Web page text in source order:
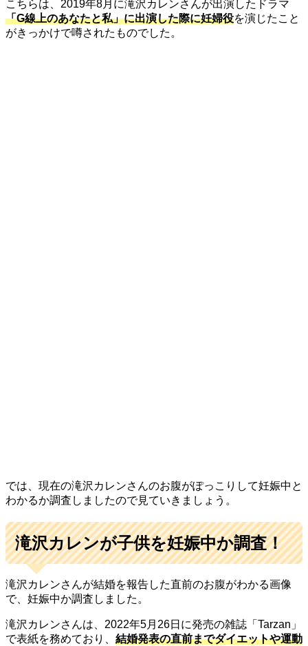
こちらは、2019年8月に滝沢カレンさんが出演したドラマ
「G線上のあなたと私」に出演した際に妊婦役を演じたこと
がきっかけで噂されたものでした。
では、現在の滝沢カレンさんのお腹がぽっこりして妊娠中と
わかるか調査しましたので見ていきましょう。
滝沢カレンが子供を妊娠中か調査！
滝沢カレンさんが結婚を報告した直前のお腹がわかる画像
で、妊娠中か調査しました。
滝沢カレンさんは、2022年5月26日に発売の雑誌「Tarzan」
で表紙を務めており、 結婚発表の直前までダイエットや運動